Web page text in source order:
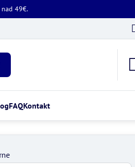
nad 49€.
FAQKontakt